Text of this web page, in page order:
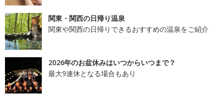
関東・関西の日帰り温泉
関東や関西の日帰りできるおすすめの温泉をご紹介
2026年のお盆休みはいつからいつまで？
最大9連休となる場合もあり